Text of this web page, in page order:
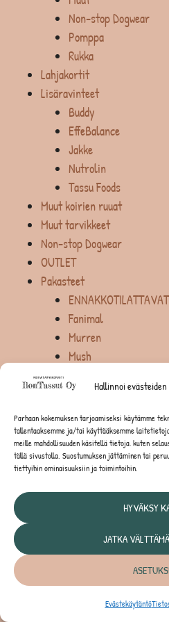
Hallinnoi
Parhaan kokemuksen tarjoamiseksi käytämme
tallentaaksemme ja/tai käyttääksemme
meille mahdollisuuden käsitellä tietoja, kuten
tällä sivustolla. Suostumuksen jättäminen tai
tiettyihin ominaisuuksiin ja toimintoihin.
HYVÄKSY
JATKA
Evästekäytäntö
Non-stop Dogwear
Pomppa
Rukka
Lahjakortit
Lisäravinteet
Buddy
EffeBalance
Jakke
Nutrolin
Tassu Foods
Muut koirien ruuat
Muut tarvikkeet
Non-stop Dogwear
OUTLET
Pakasteet
ENNAKKOTILATTAVAT
Fanimal
Murren
Mush
Nutriment by RAUH
Penin Paras
Tessu raakapakasteet
VOM (Vom og
Shampoot ja hoitoaineet
Iv San Bernard
Tauro Pro Line
Huomiotuotteet
Nahkataluttimet
Paracord-taluttimet